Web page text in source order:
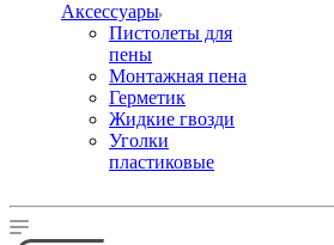
Аксессуары
Пистолеты для
пены
Монтажная пена
Герметик
Жидкие гвозди
Уголки
пластиковые